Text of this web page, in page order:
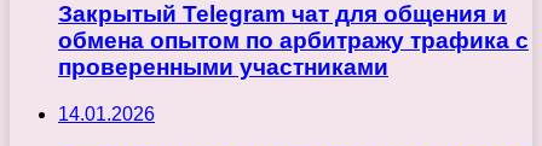
Закрытый Telegram чат для общения и
обмена опытом по арбитражу трафика с
проверенными участниками
14.01.2026